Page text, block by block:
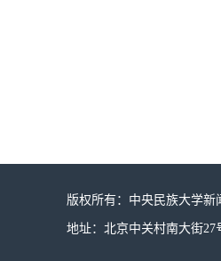
版权所有：中央民族大学新
地址：北京中关村南大街